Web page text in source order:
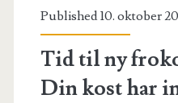
Published 10. oktober
Tid til ny
Din kost har